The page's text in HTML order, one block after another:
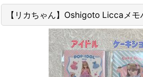
【リカちゃん】Oshigoto Liccaメ